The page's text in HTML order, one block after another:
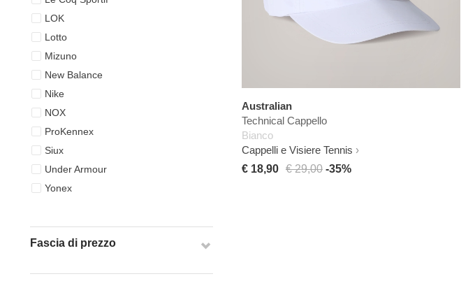
LOK
Lotto
Mizuno
New Balance
Nike
NOX
ProKennex
Siux
Under Armour
Yonex
Fascia di prezzo
Australian
Technical Cappello
Bianco
Cappelli e Visiere Tennis
€ 18,90 € 29,00 -35%